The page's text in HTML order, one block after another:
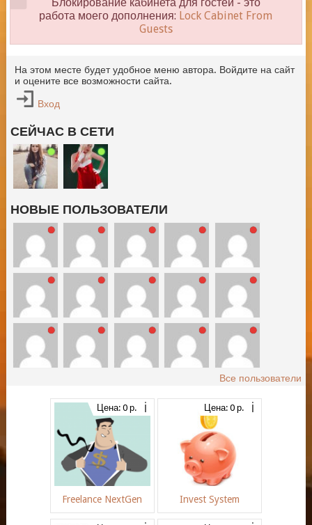
работа моего дополнения: Lock Cabinet From
Guests
На этом месте будет удобное меню автора. Войдите на сайт
и оцените все возможности сайта.
Вход
СЕЙЧАС В СЕТИ
НОВЫЕ ПОЛЬЗОВАТЕЛИ
Все пользователи
Цена: 0 р.
Freelance NextGen
Цена: 0 р.
Invest System